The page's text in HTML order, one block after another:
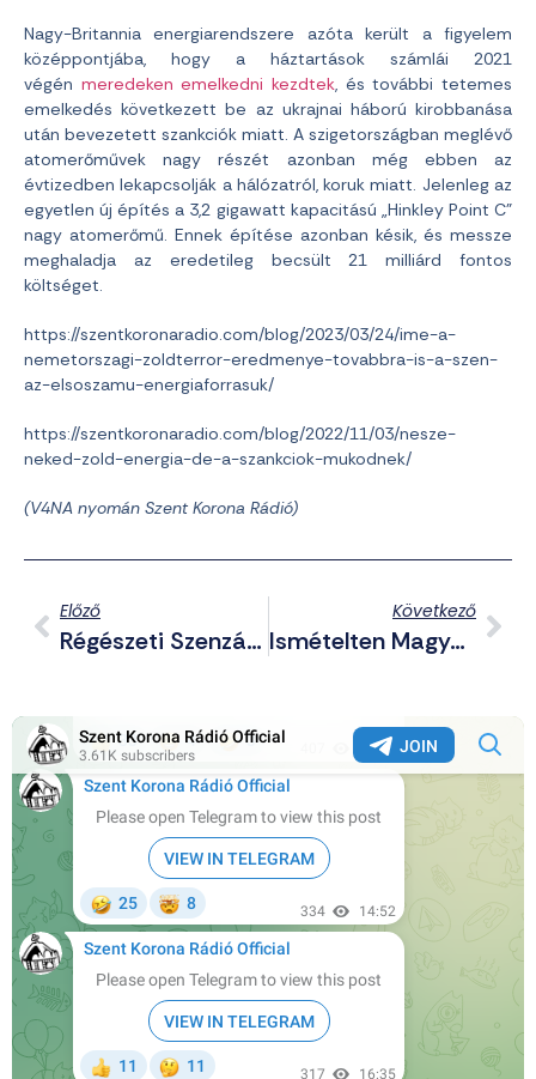
Nagy-Britannia energiarendszere azóta került a figyelem
középpontjába, hogy a háztartások számlái 2021
végén meredeken emelkedni kezdtek, és további tetemes
emelkedés következett be az ukrajnai háború kirobbanása
után bevezetett szankciók miatt. A szigetországban meglévő
atomerőművek nagy részét azonban még ebben az
évtizedben lekapcsolják a hálózatról, koruk miatt. Jelenleg az
egyetlen új építés a 3,2 gigawatt kapacitású „Hinkley Point C”
nagy atomerőmű. Ennek építése azonban késik, és messze
meghaladja az eredetileg becsült 21 milliárd fontos
költséget.
https://szentkoronaradio.com/blog/2023/03/24/ime-a-
nemetorszagi-zoldterror-eredmenye-tovabbra-is-a-szen-
az-elsoszamu-energiaforrasuk/
https://szentkoronaradio.com/blog/2022/11/03/nesze-
neked-zold-energia-de-a-szankciok-mukodnek/
(V4NA nyomán Szent Korona Rádió)
Előző
Régészeti Szenzáció Székesfehérváron
Következő
Ismételten Magyarország Szuverenitását Fenyegeti Ukrajna